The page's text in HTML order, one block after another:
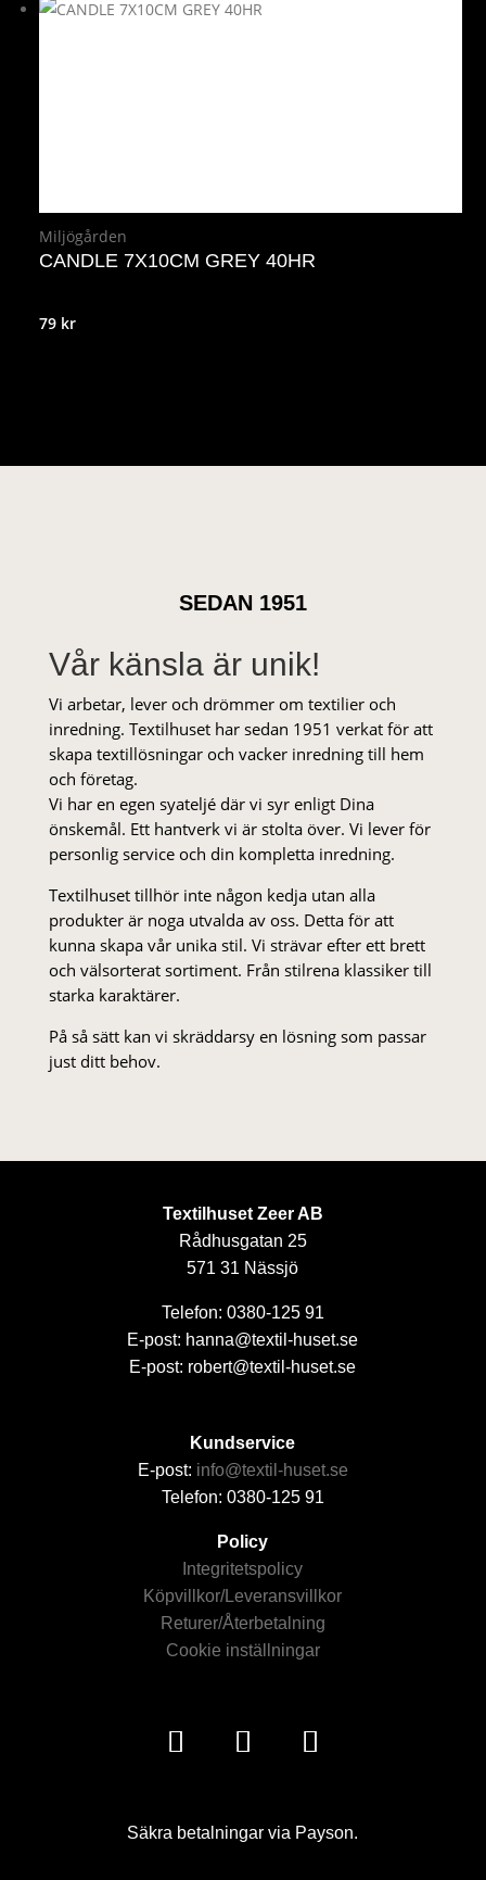
Miljögården
CANDLE 7X10CM GREY 40HR
79 kr
SEDAN 1951
Vår känsla är unik!
Vi arbetar, lever och drömmer om textilier och
inredning. Textilhuset har sedan 1951 verkat för att
skapa textillösningar och vacker inredning till hem
och företag.
Vi har en egen syateljé där vi syr enligt Dina
önskemål. Ett hantverk vi är stolta över. Vi lever för
personlig service och din kompletta inredning.
Textilhuset tillhör inte någon kedja utan alla
produkter är noga utvalda av oss. Detta för att
kunna skapa vår unika stil. Vi strä­var efter ett brett
och välsorterat sor­ti­ment. Från stil­rena klas­siker till
starka karaktärer.
På så sätt kan vi skräddarsy en lösning som passar
just ditt behov.
Textilhuset Zeer AB
Rådhusgatan 25
571 31 Nässjö
Telefon: 0380-125 91
E-post: hanna@textil-huset.se
E-post: robert@textil-huset.se
Kundservice
E-post: info@textil-huset.se
Telefon: 0380-125 91
Policy
Integritetspolicy
Köpvillkor/Leveransvillkor
Returer/Återbetalning
Cookie inställningar
Säkra betalningar via Payson.